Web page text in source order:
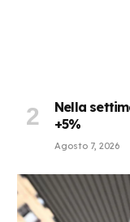
Nella
+5%
Agosto 7, 2026